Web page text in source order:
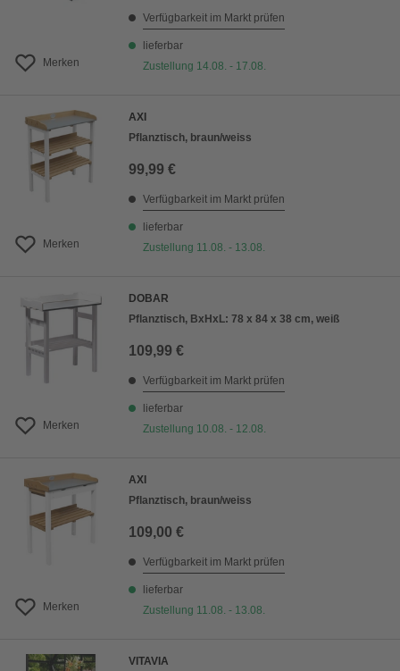
Merken
Verfügbarkeit im Markt prüfen
lieferbar
Zustellung 14.08. - 17.08.
Merken
AXI
Pflanztisch, braun/weiss
99,99 €
Verfügbarkeit im Markt prüfen
lieferbar
Zustellung 11.08. - 13.08.
Merken
DOBAR
Pflanztisch, BxHxL: 78 x 84 x 38 cm, weiß
109,99 €
Verfügbarkeit im Markt prüfen
lieferbar
Zustellung 10.08. - 12.08.
Merken
AXI
Pflanztisch, braun/weiss
109,00 €
Verfügbarkeit im Markt prüfen
lieferbar
Zustellung 11.08. - 13.08.
VITAVIA